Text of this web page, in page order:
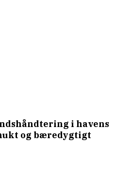
i havens
og bæredygtigt